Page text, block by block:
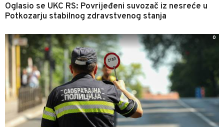
Oglasio se UKC RS: Povrijeđeni suvozač iz nesreće u
Potkozarju stabilnog zdravstvenog stanja
0